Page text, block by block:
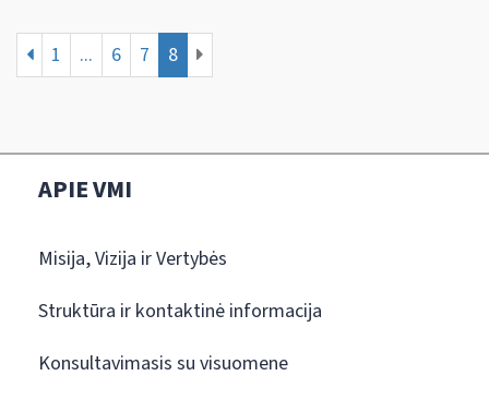
1 ... 6 7 8
APIE VMI
Misija, Vizija ir Vertybės
Struktūra ir kontaktinė informacija
Konsultavimasis su visuomene